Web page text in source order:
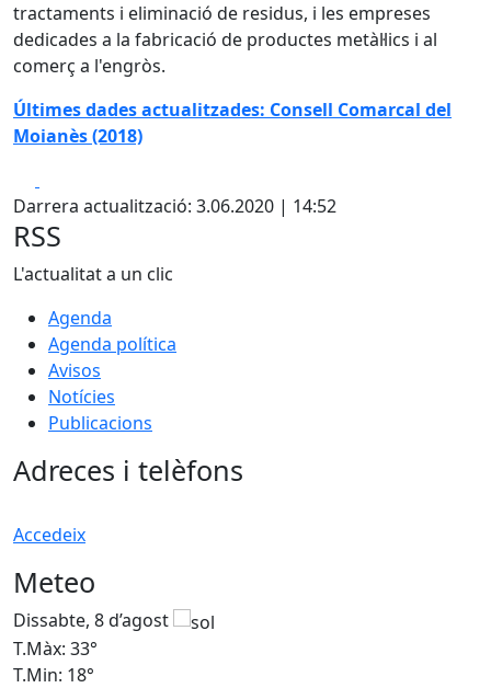
tractaments i eliminació de residus, i les empreses
dedicades a la fabricació de productes metàl·lics i al
comerç a l'engròs.
Últimes dades actualitzades: Consell Comarcal del
Moianès (2018)
Darrera actualització: 3.06.2020 | 14:52
RSS
L'actualitat a un clic
Agenda
Agenda política
Avisos
Notícies
Publicacions
Adreces i telèfons
Accedeix
Meteo
Dissabte, 8 d’agost
T.Màx: 33°
T.Min: 18°